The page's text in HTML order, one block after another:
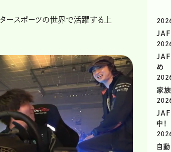
タースポーツの世界で活躍する上
JAF
め
家
JAF
中！
自